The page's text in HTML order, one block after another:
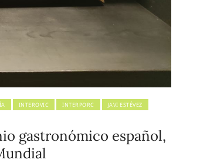
INTEROVIC INTERPORC
JAVI ESTÉVEZ
gastronómico español,